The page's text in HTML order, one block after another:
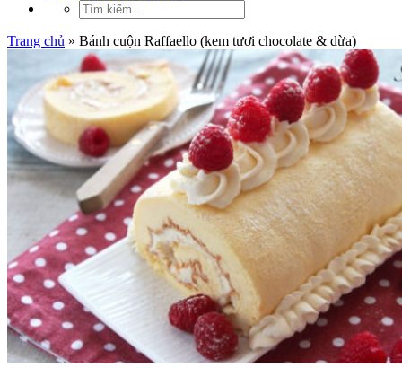
Trang chủ » Bánh cuộn Raffaello (kem tươi chocolate & dừa)